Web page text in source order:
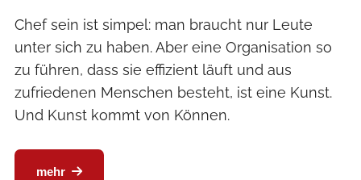
Chef sein ist simpel: man braucht nur Leute
unter sich zu haben. Aber eine Organisation so
zu führen, dass sie effizient läuft und aus
zufriedenen Menschen besteht, ist eine Kunst.
Und Kunst kommt von Können.
mehr